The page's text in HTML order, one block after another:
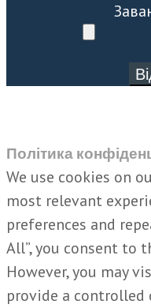
Політика
We use cookies on
most relevant
preferences and
All”, you consent to
However, you may
provide a controlled